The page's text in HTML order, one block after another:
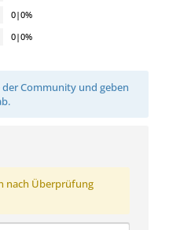
0|0%
0|0%
der Community und geben
nach Überprüfung